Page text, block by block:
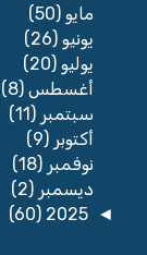
مايو(50)
يونيو(26)
يوليو(20)
أغسطس(8)
سبتمبر(11)
أكتوبر(9)
نوفمبر(18)
ديسمبر(2)
◄
2025
(60)